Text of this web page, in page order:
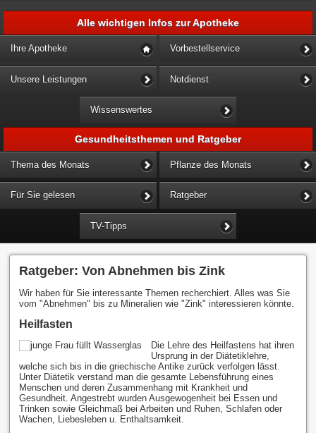
Alle wichtigen Infos zur Apotheke
Ihre Apotheke Vorbestellservice
Unsere Leistungen Notdienst
Wissenswertes
Gesundheitsthemen und Ratgeber
Thema des Monats Pflanze des Monats
Für Sie gelesen Ratgeber
TV-Tipps
Ratgeber: Von Abnehmen bis Zink
Wir haben für Sie interessante Themen recherchiert. Alles was Sie
vom "Abnehmen" bis zu Mineralien wie "Zink" interessieren könnte.
Heilfasten
Die Lehre des Heilfastens hat ihren
Ursprung in der Diätetiklehre,
welche sich bis in die griechische Antike zurück verfolgen lässt.
Unter Diätetik verstand man die gesamte Lebensführung eines
Menschen und deren Zusammenhang mit Krankheit und
Gesundheit. Angestrebt wurden Ausgewogenheit bei Essen und
Trinken sowie Gleichmaß bei Arbeiten und Ruhen, Schlafen oder
Wachen, Liebesleben u. Enthaltsamkeit.